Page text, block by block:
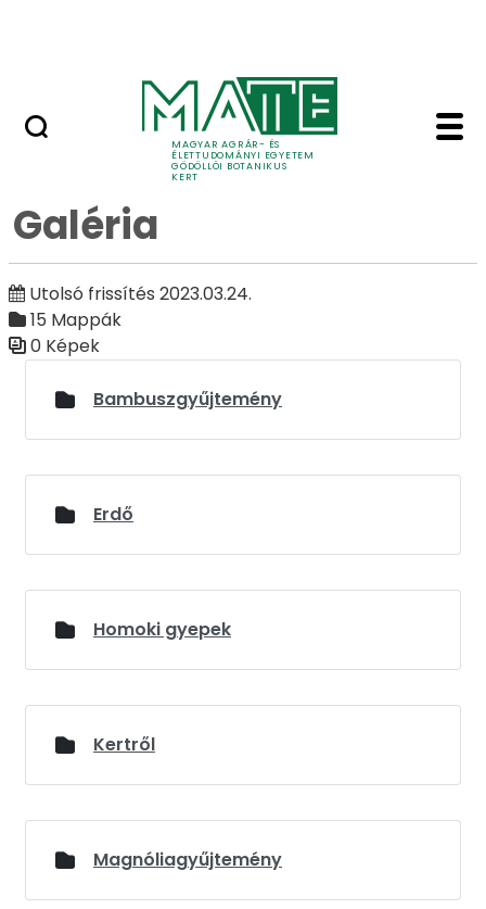
MAGYAR AGRÁR- ÉS
ÉLETTUDOMÁNYI EGYETEM
GÖDÖLLŐI BOTANIKUS
KERT
Galéria - Galéria -
Galéria
Galéria
Utolsó frissítés 2023.03.24.
15 Mappák
0 Képek
Bambuszgyűjtemény
Erdő
Homoki gyepek
Kertről
Magnóliagyűjtemény